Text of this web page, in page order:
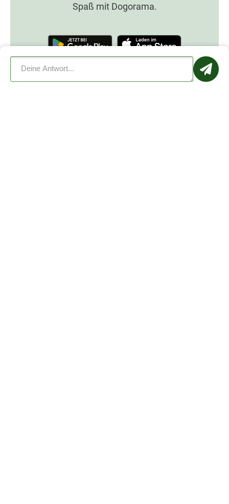
Spaß mit Dogorama.